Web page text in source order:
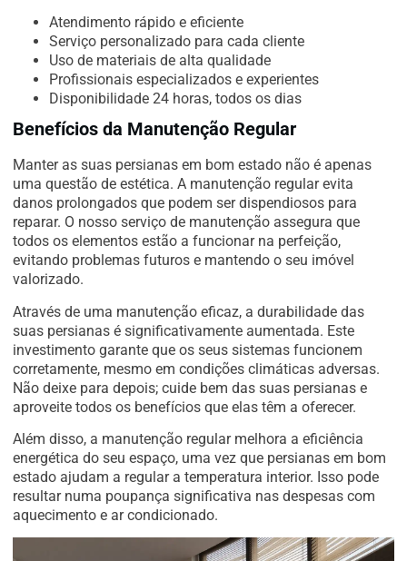
Atendimento rápido e eficiente
Serviço personalizado para cada cliente
Uso de materiais de alta qualidade
Profissionais especializados e experientes
Disponibilidade 24 horas, todos os dias
Benefícios da Manutenção Regular
Manter as suas persianas em bom estado não é apenas
uma questão de estética. A manutenção regular evita
danos prolongados que podem ser dispendiosos para
reparar. O nosso serviço de manutenção assegura que
todos os elementos estão a funcionar na perfeição,
evitando problemas futuros e mantendo o seu imóvel
valorizado.
Através de uma manutenção eficaz, a durabilidade das
suas persianas é significativamente aumentada. Este
investimento garante que os seus sistemas funcionem
corretamente, mesmo em condições climáticas adversas.
Não deixe para depois; cuide bem das suas persianas e
aproveite todos os benefícios que elas têm a oferecer.
Além disso, a manutenção regular melhora a eficiência
energética do seu espaço, uma vez que persianas em bom
estado ajudam a regular a temperatura interior. Isso pode
resultar numa poupança significativa nas despesas com
aquecimento e ar condicionado.